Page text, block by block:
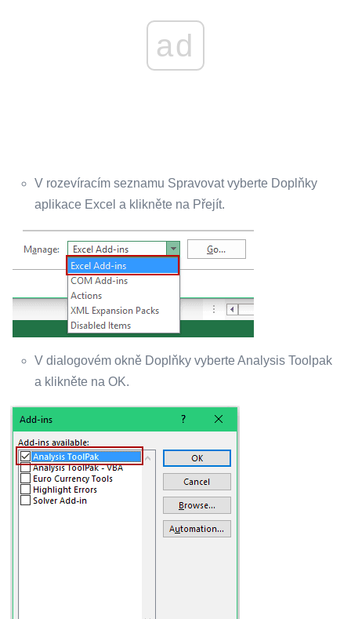
ad
V rozevíracím seznamu Spravovat vyberte Doplňky
aplikace Excel a klikněte na Přejít.
V dialogovém okně Doplňky vyberte Analysis Toolpak
a klikněte na OK.